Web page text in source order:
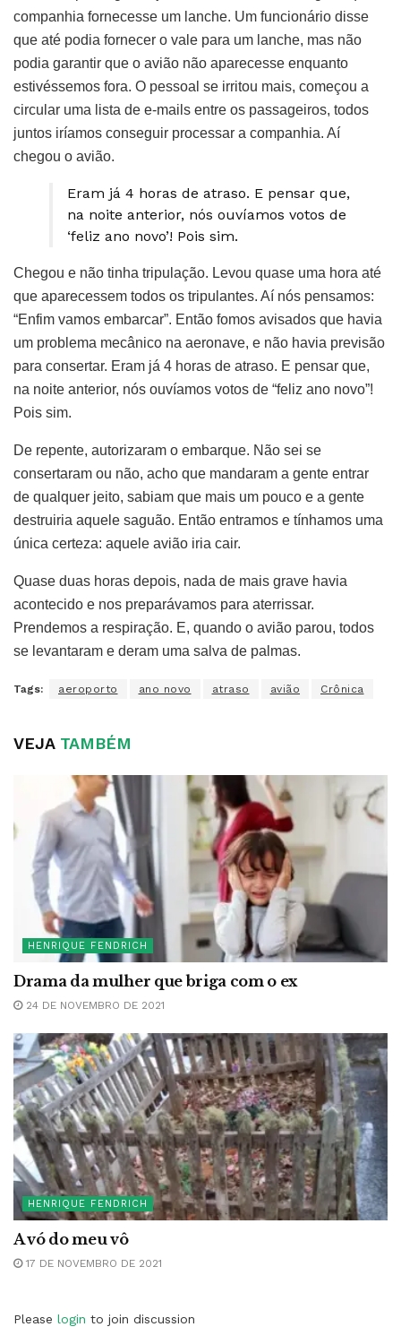
companhia fornecesse um lanche. Um funcionário disse
que até podia fornecer o vale para um lanche, mas não
podia garantir que o avião não aparecesse enquanto
estivéssemos fora. O pessoal se irritou mais, começou a
circular uma lista de e-mails entre os passageiros, todos
juntos iríamos conseguir processar a companhia. Aí
chegou o avião.
Eram já 4 horas de atraso. E pensar que,
na noite anterior, nós ouvíamos votos de
‘feliz ano novo’! Pois sim.
Chegou e não tinha tripulação. Levou quase uma hora até
que aparecessem todos os tripulantes. Aí nós pensamos:
“Enfim vamos embarcar”. Então fomos avisados que havia
um problema mecânico na aeronave, e não havia previsão
para consertar. Eram já 4 horas de atraso. E pensar que,
na noite anterior, nós ouvíamos votos de “feliz ano novo”!
Pois sim.
De repente, autorizaram o embarque. Não sei se
consertaram ou não, acho que mandaram a gente entrar
de qualquer jeito, sabiam que mais um pouco e a gente
destruiria aquele saguão. Então entramos e tínhamos uma
única certeza: aquele avião iria cair.
Quase duas horas depois, nada de mais grave havia
acontecido e nos preparávamos para aterrissar.
Prendemos a respiração. E, quando o avião parou, todos
se levantaram e deram uma salva de palmas.
Tags: aeroporto ano novo atraso avião Crônica
VEJATAMBÉM
HENRIQUE FENDRICH
Drama da mulher que briga com o ex
24 DE NOVEMBRO DE 2021
HENRIQUE FENDRICH
A vó do meu vô
17 DE NOVEMBRO DE 2021
Please login to join discussion